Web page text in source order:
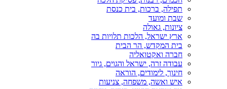
תפילה, ברכות, בית כנסת
שבת ומועד
ציונות, גאולה
ארץ ישראל, הלכות תלויות בה
בית המקדש, הר הבית
חברה ואקטואליה
עבודה זרה, ישראל והגוים, גיור
חינוך, לימודים, הוראה
איש ואשה, משפחה, צניעות